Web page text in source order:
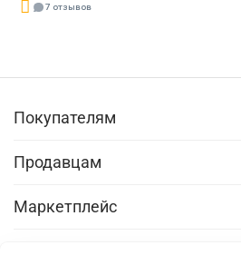
7 отзывов
Покупателям
Продавцам
Маркетплейс